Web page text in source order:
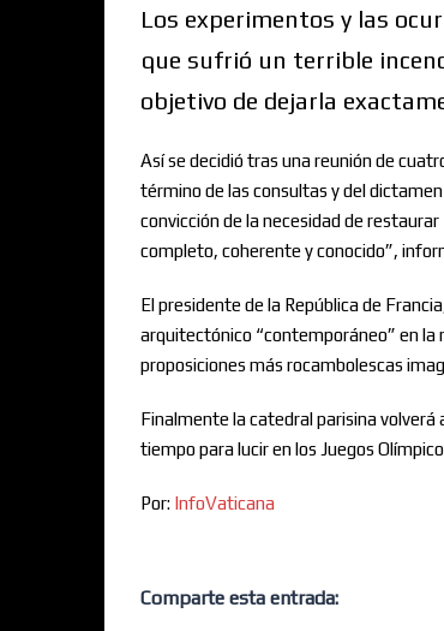
Los experimentos y las
que sufrió un terrible
objetivo de dejarla
Así se decidió tras una reunión de
término de las consultas y del
convicción de la necesidad de
completo, coherente y conocido”,
El presidente de la República de
arquitectónico “contemporáneo” en la
proposiciones más rocambolescas
Finalmente la catedral parisina
tiempo para lucir en los Juegos
Por: InfoVaticana
Comparte esta entrada: